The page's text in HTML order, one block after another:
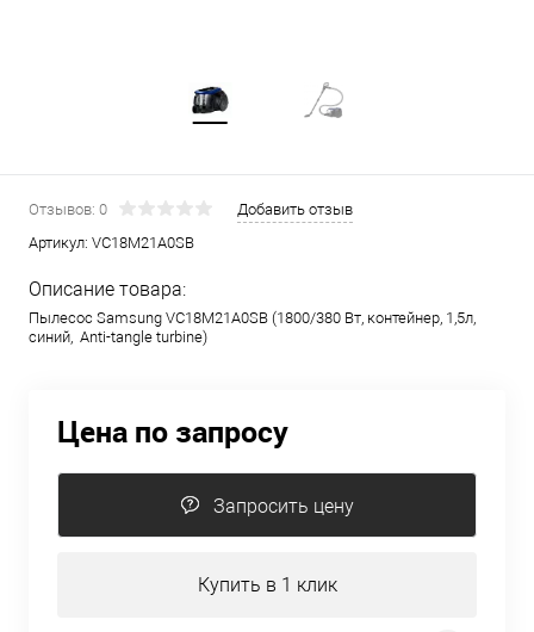
Отзывов: 0
Добавить отзыв
Артикул: VC18M21A0SB
Описание товара:
Пылесос Samsung VC18M21A0SB (1800/380 Вт, контейнер, 1,5л,
синий, Anti-tangle turbine)
Цена по запросу
Запросить цену
Купить в 1 клик